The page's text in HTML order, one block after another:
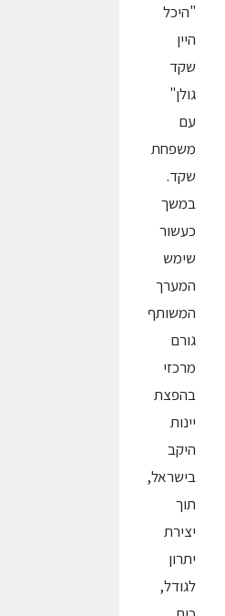
"היכל
היין
שקד
גולן"
עם
משפחת
שקד.
במשך
כעשור
שימש
המערך
המשותף
גורם
מרכזי
בהפצת
יינות
היקב
בישראל,
תוך
יצירת
יתרון
לגודל,